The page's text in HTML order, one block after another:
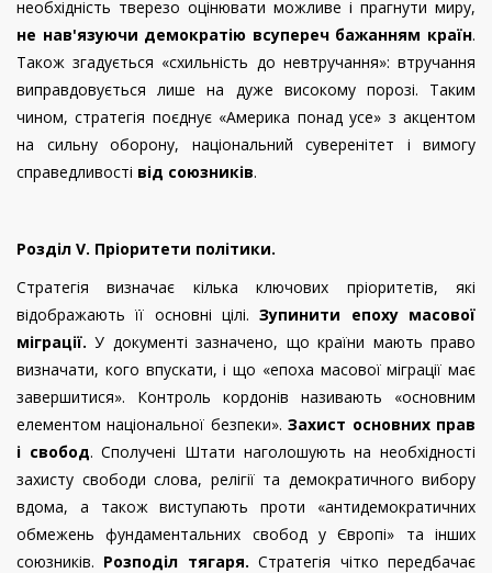
необхідність тверезо оцінювати можливе і прагнути миру,
не нав'язуючи демократію всупереч бажанням країн.
Також згадується «схильність до невтручання»: втручання
виправдовується лише на дуже високому порозі. Таким
чином, стратегія поєднує «Америка понад усе» з акцентом
на сильну оборону, національний суверенітет і вимогу
справедливості від союзників.
Розділ V. Пріоритети політики.
Стратегія визначає кілька ключових пріоритетів, які
відображають її основні цілі.Зупинити епоху масової
міграції. У документі зазначено, що країни мають право
визначати, кого впускати, і що «епоха масової міграції має
завершитися». Контроль кордонів називають «основним
елементом національної безпеки».Захист основних прав
і свобод. Сполучені Штати наголошують на необхідності
захисту свободи слова, релігії та демократичного вибору
вдома, а також виступають проти «антидемократичних
обмежень фундаментальних свобод у Європі» та інших
союзників. Розподіл тягаря. Стратегія чітко передбачає